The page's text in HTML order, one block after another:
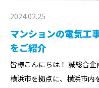
2024.02.25
マンションの電気工
をご紹介
皆様こんにちは！ 誠総合
横浜市を拠点に、横浜市内